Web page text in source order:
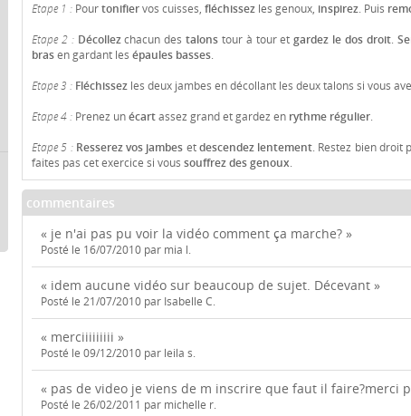
Etape 1 : Pourtonifiervos cuisses, fléchissez les genoux, inspirez. Puis
Etape 2 : Décollezchacun destalons tour à tour etgardez le dos droit.
brasen gardant les épaules basses.
Etape 3 : Fléchissez les deux jambes en décollant les deux talons si vous
Etape 4 : Prenez unécartassez grand et gardez en rythme régulier.
Etape 5 : Resserez vos jambes etdescendez lentement. Restez bien droit
faites pas cet exercice si vous souffrez des genoux.
commentaires
« je n'ai pas pu voir la vidéo comment ça marche? »
Posté le 16/07/2010 par mia l.
« idem aucune vidéo sur beaucoup de sujet. Décevant »
Posté le 21/07/2010 par Isabelle C.
« merciiiiiiiii »
Posté le 09/12/2010 par leila s.
« pas de video je viens de m inscrire que faut il faire?merci
Posté le 26/02/2011 par michelle r.